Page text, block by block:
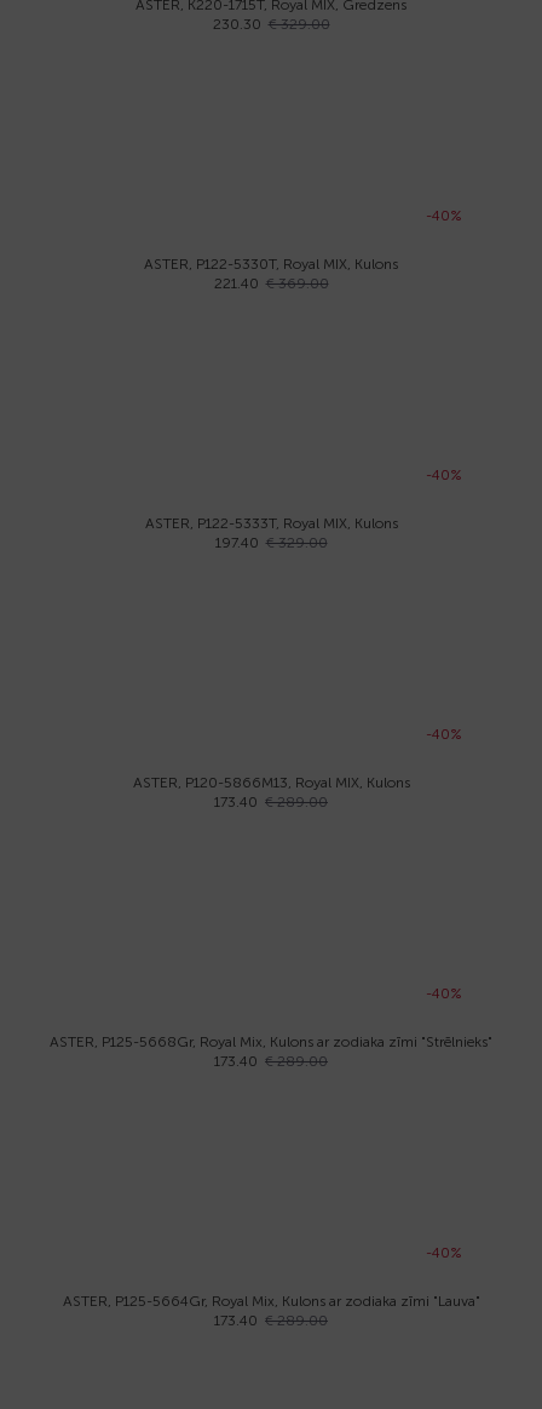
ASTER, K220-1715Т, Royal MIX, Gredzens
230.30 € 329.00
-40%
ASTER, P122-5330Т, Royal MIX, Kulons
221.40 € 369.00
-40%
ASTER, P122-5333Т, Royal MIX, Kulons
197.40 € 329.00
-40%
ASTER, P120-5866M13, Royal MIX, Kulons
173.40 € 289.00
-40%
ASTER, P125-5668Gr, Royal Mix, Kulons ar zodiaka zīmi "Strēlnieks"
173.40 € 289.00
-40%
ASTER, P125-5664Gr, Royal Mix, Kulons ar zodiaka zīmi "Lauva"
173.40 € 289.00